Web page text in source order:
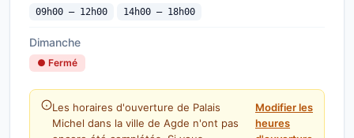
09h00 — 12h00 14h00 — 18h00
Dimanche
● Fermé
Les horaires d'ouverture de Palais
Michel dans la ville de Agde n'ont pas
Modifier les
heures